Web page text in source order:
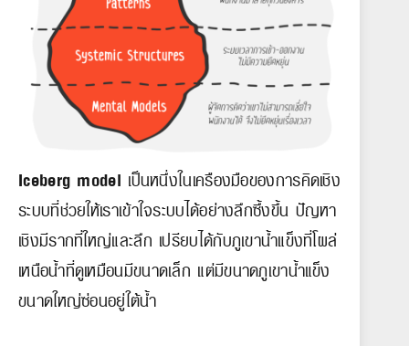
Iceberg model เป็นหนึ่งในเครืองมือของการคิดเชิง
ระบบที่ช่วยให้เราเข้าใจระบบได้อย่างลึกซึ้งขึ้น ปัญหา
เชิงมีรากที่ใหญ่และลึก เปรียบได้กับภูเขาน้ำแข็งที่โผล่
เหนือน้ำที่ดูเหมือนมีขนาดเล็ก แต่มีขนาดภูเขาน้ำแข็ง
ขนาดใหญ่ซ่อนอยู่ใต้น้ำ